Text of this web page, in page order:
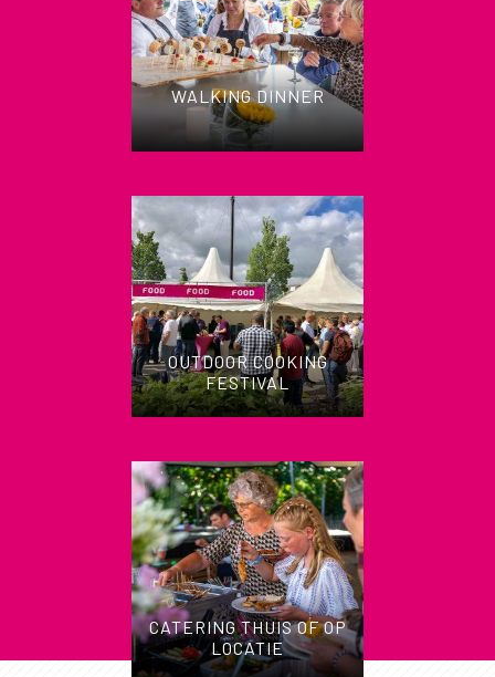
WALKING DINNER
OUTDOOR COOKING
FESTIVAL
CATERING THUIS OF OP
LOCATIE